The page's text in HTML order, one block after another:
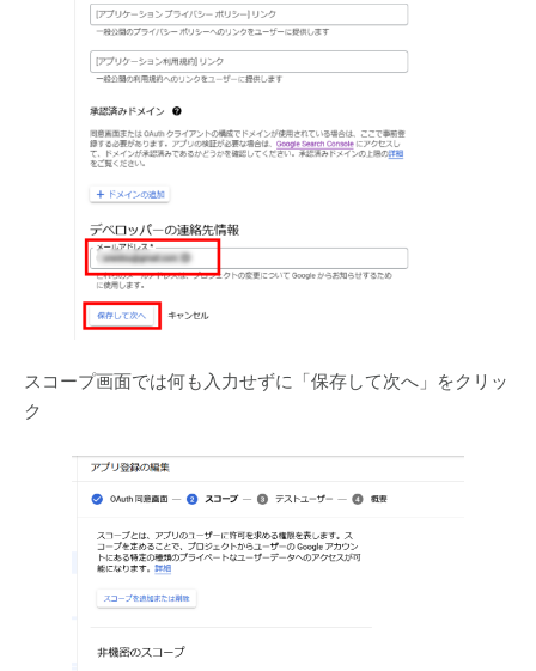
スコープ画面では何も入力せずに「保存して次へ」をクリッ
ク